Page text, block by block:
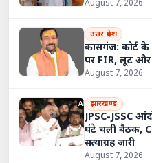
August 7, 2026
उत्तर प्रदेश
कासगंज: कोर्ट
पर FIR, लूट
August 7, 2026
झारखण्ड
JPSC-JSSC
घंटे चली बैठक,
सत्याग्रह जारी
August 7, 2026